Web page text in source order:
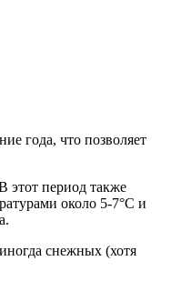
года, что позволяет
этот период также
около 5-7°C и
снежных (хотя